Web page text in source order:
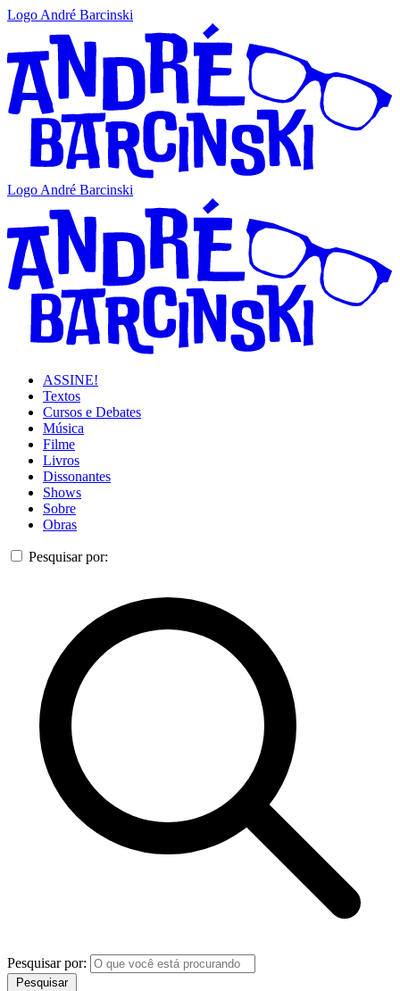
Logo André Barcinski
Logo André Barcinski
ASSINE!
Textos
Cursos e Debates
Música
Filme
Livros
Dissonantes
Shows
Sobre
Obras
Pesquisar por:
Pesquisar por:
Pesquisar